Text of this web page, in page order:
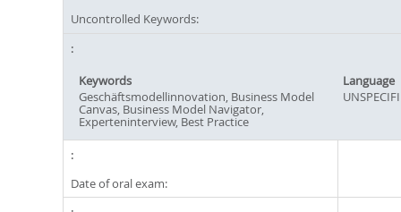
Uncontrolled Keywords:
Keywords
Language
Geschäftsmodellinnovation, Business Model
Canvas, Business Model Navigator,
Experteninterview, Best Practice
Date of oral exam: